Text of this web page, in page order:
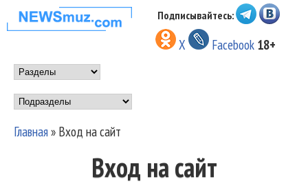
Перейти к основному
содержанию
НОВОСТИ
МУЗЫКИ И
ШОУ БИЗНЕСА
NEWSMUZ.COM
Подписывайтесь:
X Facebook 18+
Main menu
Подразделы
Вы здесь
Главная» Вход на сайт
Вход на сайт